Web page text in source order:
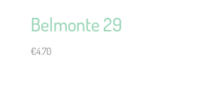
Belmonte 29
€4.70